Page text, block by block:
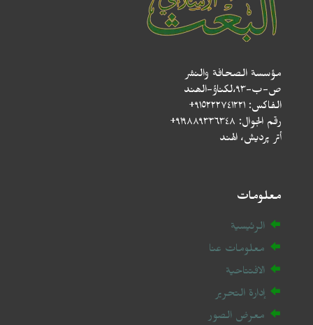
مؤسسة الصحافة والنشر
ص-ب-۹۳،لکناؤ-الھند
الفاكس: ٩١٥٢٢٢٧٤١٢٢١+
رقم الجوال: ٩١٩٨٨٩٣٣٦٣٤٨+
أتر پردیش، الهند
معلومات
الرئيسية
معلومات عنا
الافتتاحية
إدارة التحرير
معرض الصور